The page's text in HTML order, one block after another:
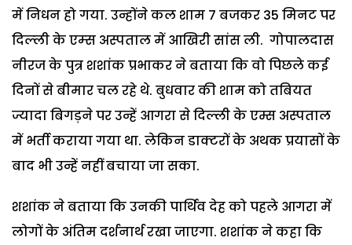
में निधन हो गया. उन्होंने कल शाम 7 बजकर 35 मिनट पर
दिल्‍ली के एम्‍स अस्पताल में आखिरी सांस ली. गोपालदास
नीरज के पुत्र शशांक प्रभाकर ने बताया कि वो पिछले कई
दिनों से बीमार चल रहे थे. बुधवार की शाम को तबियत
ज्यादा बिगड़ने पर उन्हें आगरा से दिल्ली के एम्स अस्पताल
में भर्ती कराया गया था. लेकिन डाक्टरों के अथक प्रयासों के
बाद भी उन्हें नहीं बचाया जा सका.
शशांक ने बताया कि उनकी पार्थिव देह को पहले आगरा में
लोगों के अंतिम दर्शनार्थ रखा जाएगा. शशांक ने कहा कि